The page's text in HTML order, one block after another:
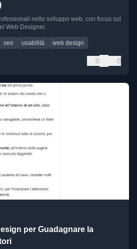
nello sviluppo web, con focus sul
Web Designer.
seo usabilità web design
0 0
per Guadagnare la